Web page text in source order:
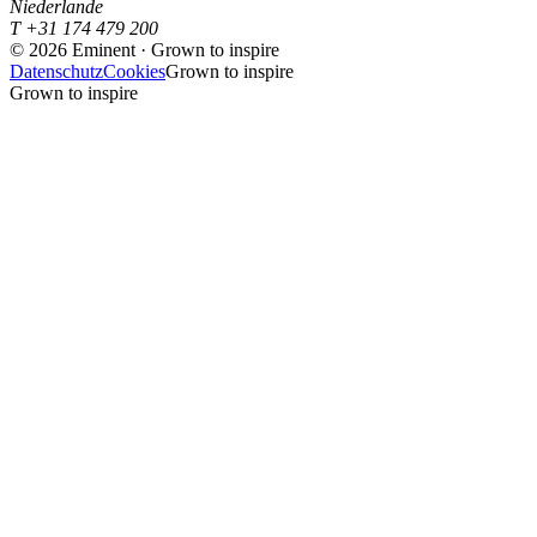
Niederlande
T +31 174 479 200
© 2026 Eminent · Grown to inspire
DatenschutzCookiesGrown to inspire
Grown to inspire